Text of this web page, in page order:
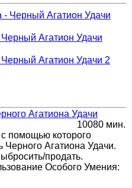
- Черный Агатион Удачи
Агатион Удачи
Агатион Удачи 2
Агатиона Удачи
10080 мин.
помощью которого
Черного Агатиона Удачи.
продать.
Особого Умения: